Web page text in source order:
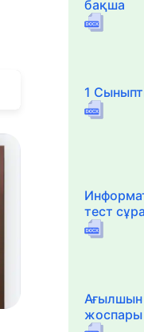
бақша
1
тест
Ағылшын
жоспары